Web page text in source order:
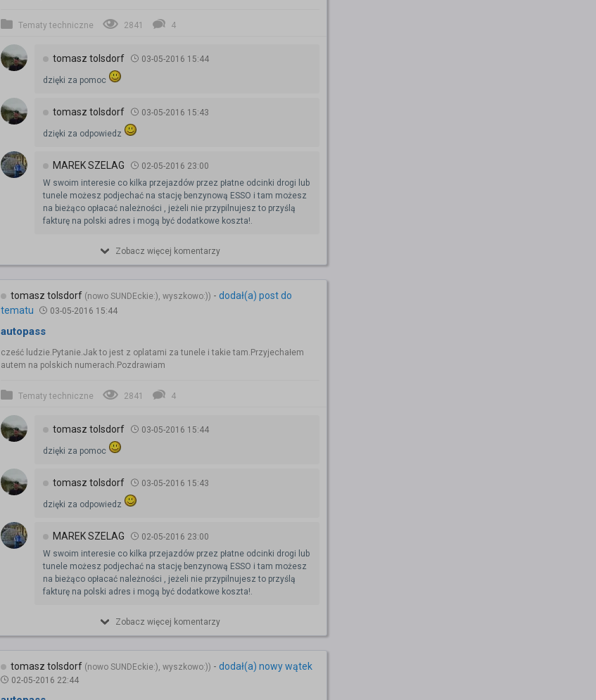
Tematy techniczne 2841 4
tomasz tolsdorf 03-05-2016 15:44
dzięki za pomoc
tomasz tolsdorf 03-05-2016 15:43
dzięki za odpowiedz
MAREK SZELAG
02-05-2016 23:00
W swoim interesie co kilka przejazdów przez płatne odcinki drogi lub
tunele możesz podjechać na stację benzynową ESSO i tam możesz
na bieżąco opłacać należności , jeżeli nie przypilnujesz to przyślą
fakturę na polski adres i mogą być dodatkowe koszta!.
Zobacz więcej komentarzy
tomasz tolsdorf (nowo SUNDEckie:), wyszkowo:)) - dodał(a) post do
tematu
03-05-2016 15:44
autopass
cześć ludzie.Pytanie.Jak to jest z oplatami za tunele i takie tam.Przyjechałem
autem na polskich numerach.Pozdrawiam
Tematy techniczne 2841 4
tomasz tolsdorf 03-05-2016 15:44
dzięki za pomoc
tomasz tolsdorf 03-05-2016 15:43
dzięki za odpowiedz
MAREK SZELAG
02-05-2016 23:00
W swoim interesie co kilka przejazdów przez płatne odcinki drogi lub
tunele możesz podjechać na stację benzynową ESSO i tam możesz
na bieżąco opłacać należności , jeżeli nie przypilnujesz to przyślą
fakturę na polski adres i mogą być dodatkowe koszta!.
Zobacz więcej komentarzy
tomasz tolsdorf (nowo SUNDEckie:), wyszkowo:)) - dodał(a) nowy wątek
02-05-2016 22:44